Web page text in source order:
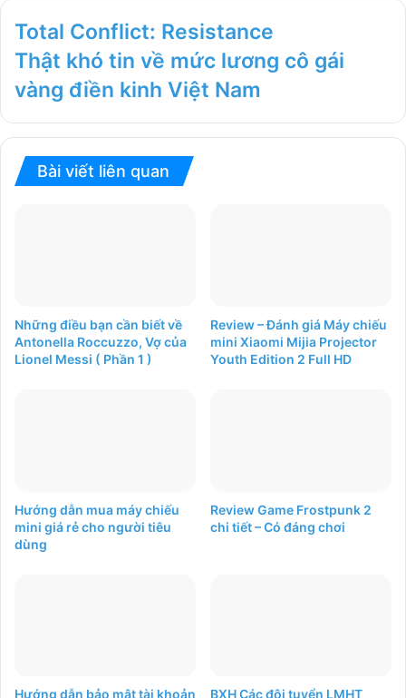
Total Conflict: Resistance
Thật khó tin về mức lương cô gái
vàng điền kinh Việt Nam
Bài viết liên quan
Những điều bạn cần biết về
Antonella Roccuzzo, Vợ của
Lionel Messi ( Phần 1 )
Review – Đánh giá Máy chiếu
mini Xiaomi Mijia Projector
Youth Edition 2 Full HD
Hướng dẫn mua máy chiếu
mini giá rẻ cho người tiêu
dùng
Review Game Frostpunk 2
chi tiết – Có đáng chơi
Hướng dẫn bảo mật tài khoản BXH Các đội tuyển LMHT